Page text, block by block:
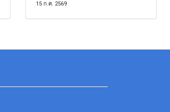
15 ก.ค. 2569